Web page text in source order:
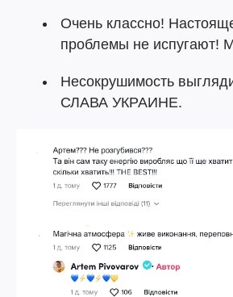
Очень классно!
проблемы не испугают!
Несокрушимость
СЛАВА УКРАИНЕ.